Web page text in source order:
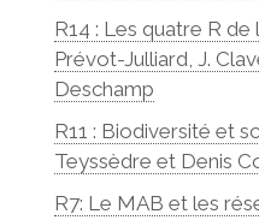
R14 : Les quatre R de
Prévot-Julliard, J.
Deschamp
R11 : Biodiversité et
Teyssèdre et Denis
R7: Le MAB et les